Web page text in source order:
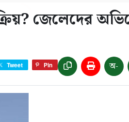
জেলেদের
Tweet Pin অ-